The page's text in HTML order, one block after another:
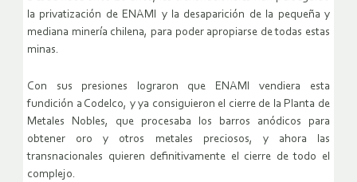
la privatización de ENAMI y la desaparición de la pequeña y
mediana minería chilena, para poder apropiarse de todas estas
minas.
Con sus presiones lograron que ENAMI vendiera esta
fundición a Codelco, y ya consiguieron el cierre de la Planta de
Metales Nobles, que procesaba los barros anódicos para
obtener oro y otros metales preciosos, y ahora las
transnacionales quieren definitivamente el cierre de todo el
complejo.